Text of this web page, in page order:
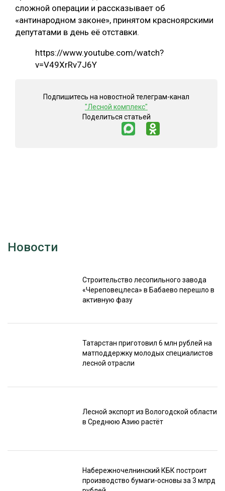
КОМПЛЕКСНАЯ ПЕРЕРАБОТКА
БЕЗОПАСНОЕ ПРОИЗВОДСТВО
СУШКА ДРЕВЕСИНЫ
МЕБЕЛЬНОЕ ПРОИЗВОДСТВО
сложной операции и рассказывает об
«антинародном законе», принятом красноярскими
депутатами в день её отставки.
https://www.youtube.com/watch?
v=V49XrRv7J6Y
Подпишитесь на новостной телеграм-канал
"Лесной комплекс"
Поделиться статьей
Новости
Строительство лесопильного завода
«Череповецлеса» в Бабаево перешло в
активную фазу
Татарстан приготовил 6 млн рублей на
матподдержку молодых специалистов
лесной отрасли
Лесной экспорт из Вологодской области
в Среднюю Азию растёт
Набережночелнинский КБК построит
производство бумаги-основы за 3 млрд